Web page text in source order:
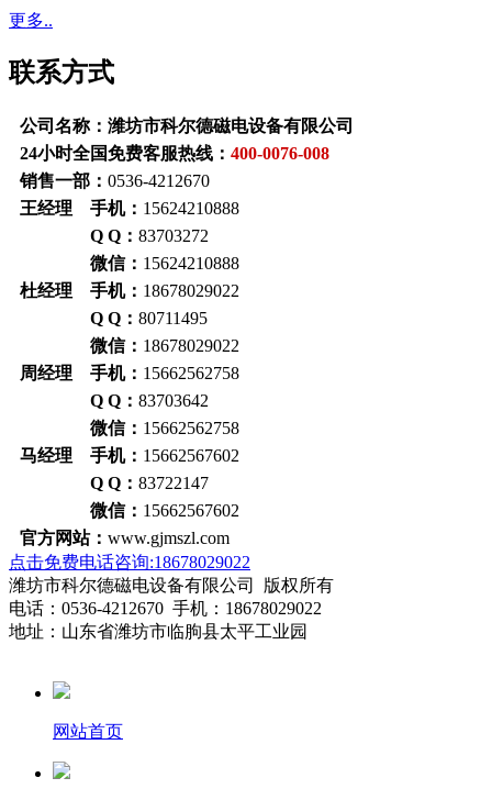
更多..
联系方式
公司名称：潍坊市科尔德磁电设备有限公司
24小时全国免费客服热线： 400-0076-008
销售一部： 0536-4212670
王经理 手机： 15624210888
Q Q： 83703272
微信： 15624210888
杜经理 手机： 18678029022
Q Q： 80711495
微信： 18678029022
周经理 手机： 15662562758
Q Q： 83703642
微信： 15662562758
马经理 手机： 15662567602
Q Q： 83722147
微信： 15662567602
官方网站： www.gjmszl.com
点击免费电话咨询:18678029022
潍坊市科尔德磁电设备有限公司 版权所有
电话：0536-4212670 手机：18678029022
地址：山东省潍坊市临朐县太平工业园
网站首页